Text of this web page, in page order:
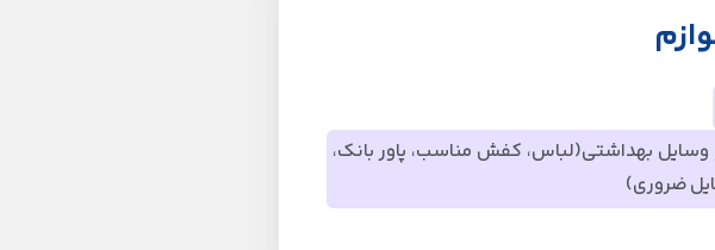
بهداشتی(لباس، کفش مناسب، پاور بانک،
ضروری)